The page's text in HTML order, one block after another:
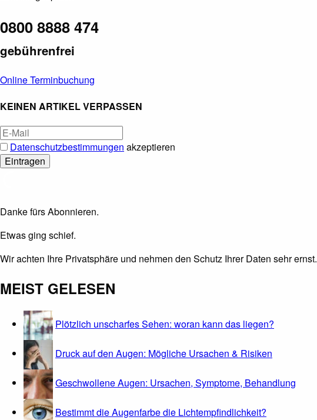
0800 8888 474
gebührenfrei
Online Terminbuchung
KEINEN ARTIKEL VERPASSEN
Datenschutzbestimmungen akzeptieren
Danke fürs Abonnieren.
Etwas ging schief.
Wir achten Ihre Privatsphäre und nehmen den Schutz Ihrer Daten sehr ernst.
MEIST GELESEN
Plötzlich unscharfes Sehen: woran kann das liegen?
Druck auf den Augen: Mögliche Ursachen & Risiken
Geschwollene Augen: Ursachen, Symptome, Behandlung
Bestimmt die Augenfarbe die Lichtempfindlichkeit?